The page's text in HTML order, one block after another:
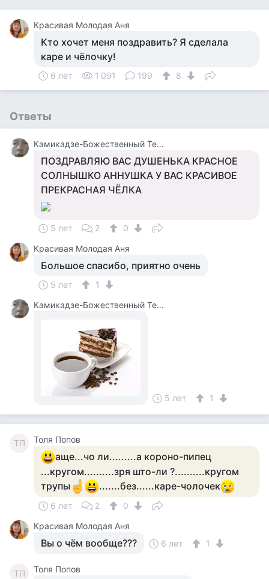
Красивая Молодая Аня
Кто хочет меня поздравить? Я сделала
каре и чёлочку!
6 лет 1 091 199 8
Ответы
Камикадзе-Божественный Теплый Ветерок
ПОЗДРАВЛЯЮ ВАС ДУШЕНЬКА КРАСНОЕ
СОЛНЫШКО АННУШКА У ВАС КРАСИВОЕ
ПРЕКРАСНАЯ ЧЁЛКА
5 лет 2
0
Красивая Молодая Аня
Большое спасибо, приятно очень
5 лет
1
Камикадзе-Божественный Теплый Ветерок
5 лет 1
ТП Толя Попов
аще...чо ли.........а короно-пипец
...кругом..........зря што-ли ?..........кругом
трупы
.......без......каре-чолочек
6 лет 2
0
Красивая Молодая Аня
Вы о чём вообще??? 6 лет 1
ТП Толя Попов